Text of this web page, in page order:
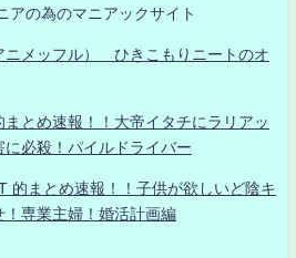
アの為のマニアックサイト
ニメッフル） ひきこもりニートのオ
とめ速報！！大帝イタチにラリアッ
に必殺！パイルドライバー
的まとめ速報！！子供が欲しいど陰キ
！専業主婦！婚活計画編